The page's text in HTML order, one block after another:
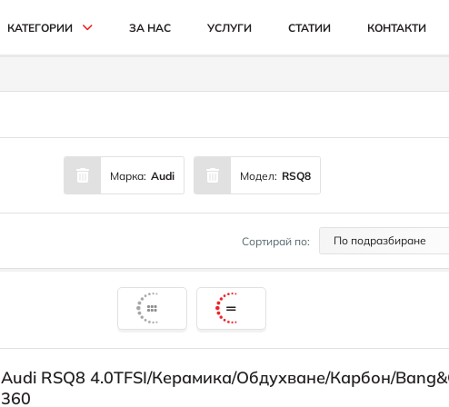
КАТЕГОРИИ
АВТОМОБИЛИ И ДЖИПОВЕ
КАМИОНИ
СЕЛСКОСТОПАНСКИ
ИНДУСТРИАЛНИ
ЗА НАС УСЛУГИ СТАТИИ КОНТАКТИ
Марка: Audi Модел: RSQ8
Сортирай по: По подразбиране
Audi RSQ8 4.0TFSI/Керамика/Обдухване/Карбон/
360